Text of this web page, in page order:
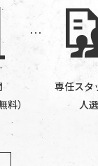
料）
専任スタ
人選